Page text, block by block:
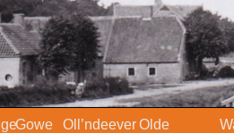
Gowe Oll’ndeeverOlde